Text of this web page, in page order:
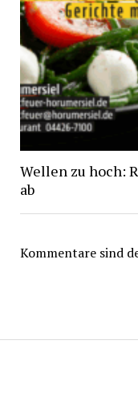
Wellen zu hoch:
ab
Kommentare sind